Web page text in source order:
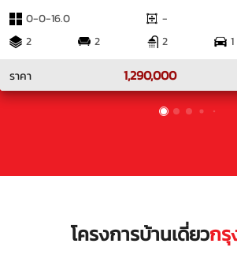
0-0-16.0
-
2
2 2
1
ราคา
1,290,000
โครงการบ้านเดี่ยวกรุ